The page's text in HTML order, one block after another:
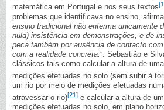
matemática em Portugal e nos seus textos
problemas que identificava no ensino,
ensino tradicional não enferma unicamente
nula) insistência em demonstrações, e de
peca também por ausência de contacto
com a realidade concreta. ”. Sebastião e
clássicos tais como calcular a altura de
medições efetuadas no solo (sem subir à
um rio por meio de medições efetuadas
atravessar o rio)[21] e calcular a altura de
medições efetuadas no solo, em plano